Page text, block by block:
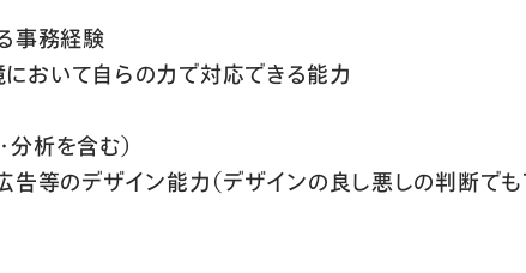
事務経験
おいて自らの力で対応できる能力
析を含む）
告等のデザイン能力（デザインの良し悪しの判断でも